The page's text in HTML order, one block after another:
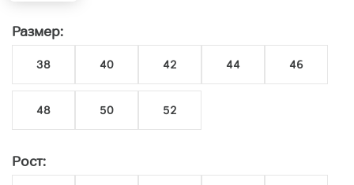
Размер:
38 40 42 44 46
48 50 52
Рост: